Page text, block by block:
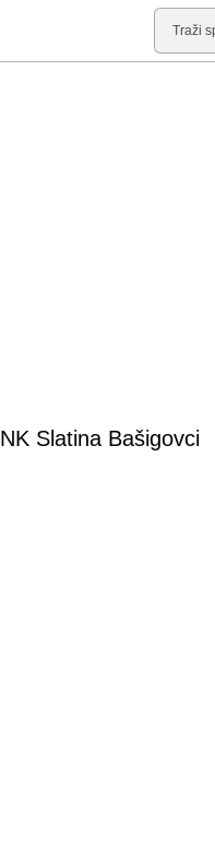
Pretraga
NK Slatina Bašigovci